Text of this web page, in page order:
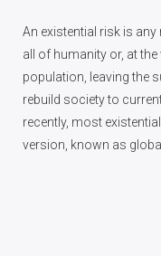
An existential risk is
all of humanity or, at
population, leaving the
rebuild society to
recently, most
version, known as